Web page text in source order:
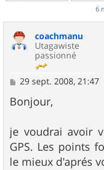
6
coachmanu
Utagawiste
passionné
M
s
s
g
e
29 sept. 2008, 21:47
Bonjour,
je voudrai avoir
GPS. Les points
le mieux d'aprés